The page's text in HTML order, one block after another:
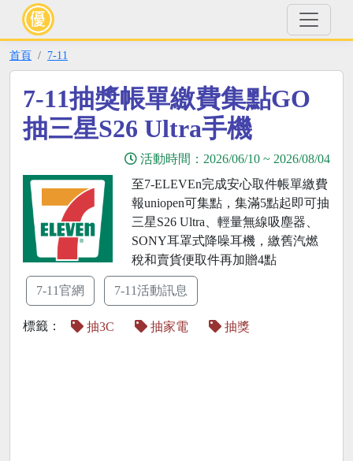
首頁 7-11
7-11抽獎帳單繳費集點GO
抽三星S26 Ultra手機
活動時間： 2026/06/10 ~ 2026/08/04
至7-ELEVEn完成安心取件帳單繳費
報uniopen可集點，集滿5點起即可抽
三星S26 Ultra、輕量無線吸塵器、
SONY耳罩式降噪耳機，繳舊汽燃
稅和賣貨便取件再加贈4點
7-11官網 7-11活動訊息
標籤： 抽3C 抽家電 抽獎